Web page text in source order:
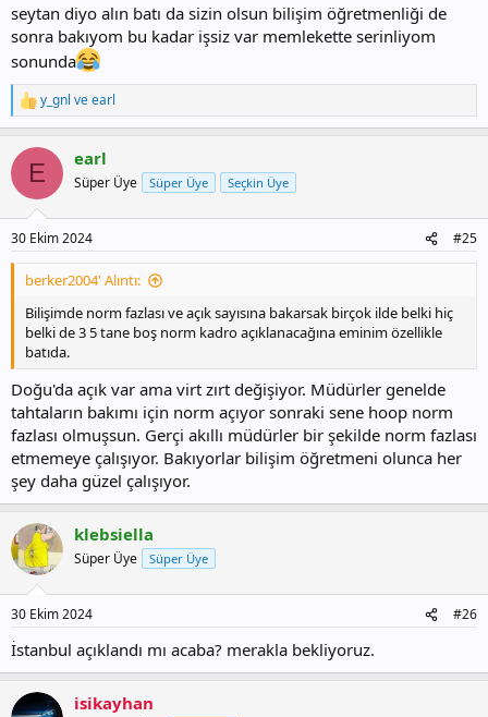
seytan diyo alın batı da sizin olsun bilişim öğretmenliği de
sonra bakıyom bu kadar işsiz var memlekette serinliyom
sonunda
T
e
k
l
:
y_gnl veearl
E earl
Süper Üye Süper Üye Seçkin Üye
30 Ekim 2024 #25
berker2004' Alıntı:
Bilişimde norm fazlası ve açık sayısına bakarsak birçok ilde belki hiç
belki de 3 5 tane boş norm kadro açıklanacağına eminim özellikle
batıda.
Doğu'da açık var ama virt zırt değişiyor. Müdürler genelde
tahtaların bakımı için norm açıyor sonraki sene hoop norm
fazlası olmuşsun. Gerçi akıllı müdürler bir şekilde norm fazlası
etmemeye çalışıyor. Bakıyorlar bilişim öğretmeni olunca her
şey daha güzel çalışıyor.
klebsiella
Süper Üye Süper Üye
30 Ekim 2024 #26
İstanbul açıklandı mı acaba? merakla bekliyoruz.
isikayhan